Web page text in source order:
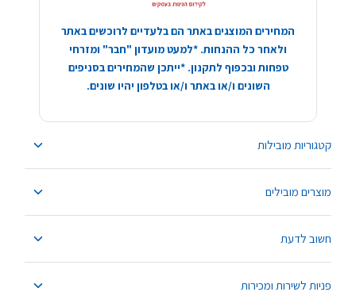
קטגוריות מובילות
מוצרים מובילים
חשוב לדעת
פניות לשירות ומכירות
המחירים המוצגים באתר הם בלעדיים לרוכשים באתר
ולאחר כל ההנחות. *למעט מועדון "חבר" ומזרחי
טפחות ובכפוף לתקנון. *ייתכן שהמחירים בסניפים
השונים ו/או באתר ו/או בטלפון יהיו שונים.